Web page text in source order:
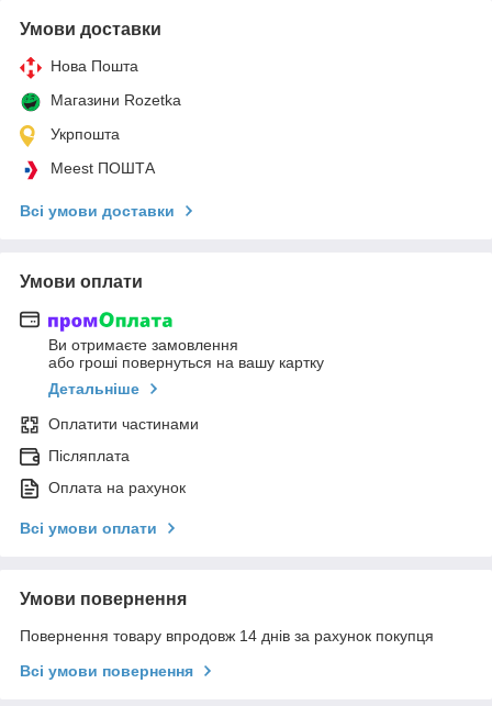
Умови доставки
Нова Пошта
Магазини Rozetka
Укрпошта
Meest ПОШТА
Всі умови доставки
Умови оплати
Ви отримаєте замовлення
або гроші повернуться на вашу картку
Детальніше
Оплатити частинами
Післяплата
Оплата на рахунок
Всі умови оплати
Умови повернення
Повернення товару впродовж 14 днів за рахунок покупця
Всі умови повернення